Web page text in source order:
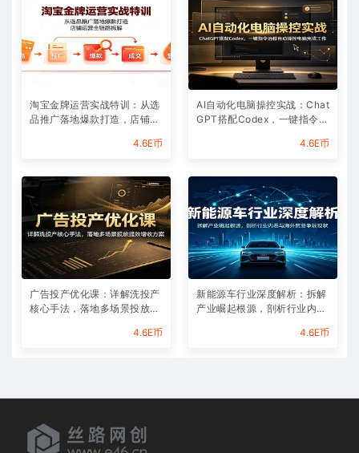
淘宝金牌运营实战特训：从选
品推广落地爆款打造，店铺运
4.6E币
AI自动化电脑操控实战：Chat
GPT搭配Codex，一键指令远
4.6E币
广告投产优化课：详解洗投产
核心手法，落地多场景投放提
4.6E币
新能源车行业深度解析：拆解
产业崛起根源，剖析行业内卷
4.6E币